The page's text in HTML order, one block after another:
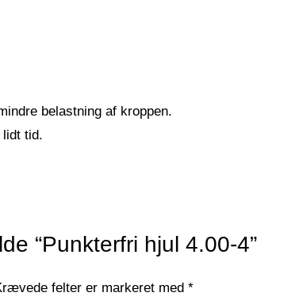
belastning af kroppen.
lidt tid.
“Punkterfri hjul 4.00-4”
felter er markeret med *